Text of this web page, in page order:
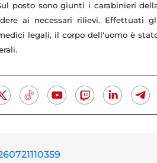
posto sono giunti i carabinieri
ai necessari rilievi. Effettuati
legali, il corpo dell'uomo è